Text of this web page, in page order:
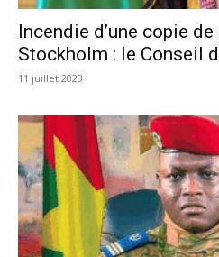
Incendie d’une copie
Stockholm : le Conseil
11 juillet 2023